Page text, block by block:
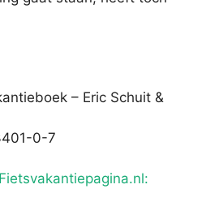
– Eric Schuit &
0-7